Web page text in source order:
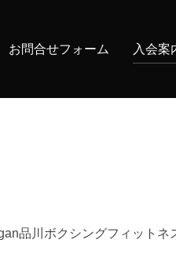
お問合せフォーム 入会案
品川ボクシングフィット